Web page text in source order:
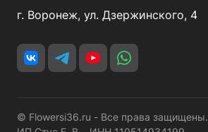
г. Воронеж, ул. Дзержинского, 4
© Flowersi36.ru - Все права защищены.